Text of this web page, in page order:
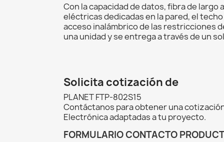
Con la capacidad de datos, fibra de largo
eléctricas dedicadas en la pared, el
acceso inalámbrico de las restricciones
una unidad y se entrega a través de un
Solicita cotización de
PLANET FTP-802S15
Contáctanos para obtener una
Electrónica adaptadas a tu proyecto.
FORMULARIO CONTACTO